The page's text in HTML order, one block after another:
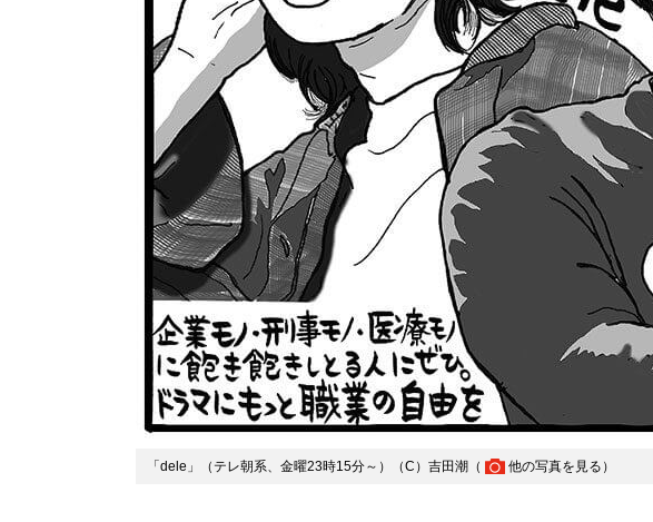
「dele」（テレ朝系、金曜23時15分～）（C）吉田潮（ 他の写真を見る ）